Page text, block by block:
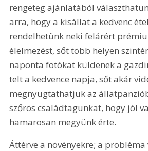
rengeteg ajánlatából
arra, hogy a kisállat a kedvenc
rendelhetünk neki felárért
élelmezést, sőt több helyen
naponta fotókat küldenek a
telt a kedvence napja, sőt akár
megnyugtathatjuk az
szőrös családtagunkat, hogy jól
hamarosan megyünk érte.
Áttérve a növényekre; a probléma